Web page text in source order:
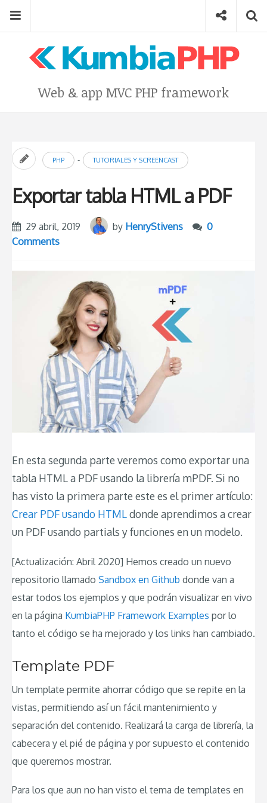
content
Menu
Type your search keyword, and press enter to search
Social
Web & app MVC PHP framework
PHP - TUTORIALES Y SCREENCAST
Exportar tabla HTML a PDF
29 abril, 2019 by HenryStivens
0
Comments
En esta segunda parte veremos como exportar una
tabla HTML a PDF usando la librería mPDF. Si no
has visto la primera parte este es el primer artículo:
Crear PDF usando HTMLdonde aprendimos a crear
un PDF usando partials y funciones en un modelo.
[Actualización: Abril 2020] Hemos creado un nuevo
repositorio llamado Sandbox en Github donde van a
estar todos los ejemplos y que podrán visualizar en vivo
en la página KumbiaPHP Framework Examples por lo
tanto el código se ha mejorado y los links han cambiado.
Template PDF
Un template permite ahorrar código que se repite en la
vistas, permitiendo así un fácil mantenimiento y
separación del contenido. Realizará la carga de librería, la
cabecera y el pié de página y por supuesto el contenido
que queremos mostrar.
Para los que aun no han visto el tema de templates en